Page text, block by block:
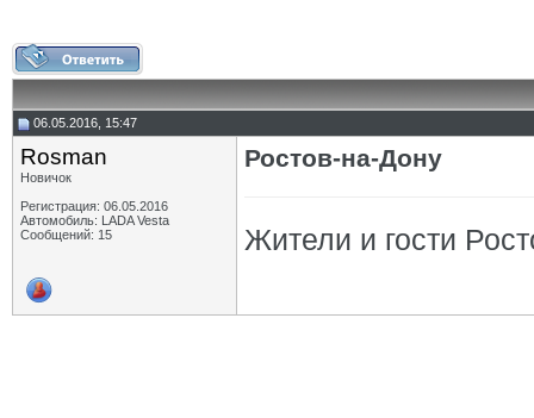
06.05.2016, 15:47
Rosman
Новичок
Регистрация: 06.05.2016
Автомобиль: LADA Vesta
Сообщений: 15
Ростов-на-Дону
Жители и гости